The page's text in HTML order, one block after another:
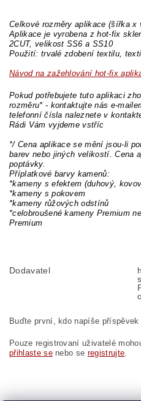
Celkové rozměry aplikace (šířka
Aplikace je vyrobena z hot-fix
2CUT, velikost SS6 a SS10
Použití: trvalé zdobení textilu,
Návod na zažehlování hot-fix
Pokud potřebujete tuto aplikaci
rozměru* - kontaktujte nás e-
telefonní čísla naleznete v
Rádi Vám vyjdeme vstříc
*/ Cena aplikace se mění jsou-li
barev nebo jiných velikostí. Cena
poptávky.
Příplatkové barvy kamenů:
*kameny s efektem (duhový,
*kameny s pokovem
*kameny růžových odstínů
*celobroušené kameny Premium
Premium
Dodavatel
Buďte první, kdo napíše
Pouze registrovaní uživatelé
přihlaste senebo se registrujte.